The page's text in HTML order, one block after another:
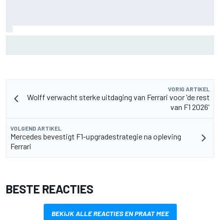
VORIG ARTIKEL
Wolff verwacht sterke uitdaging van Ferrari voor 'de rest
van F1 2026'
VOLGEND ARTIKEL
Mercedes bevestigt F1-upgradestrategie na opleving
Ferrari
BESTE REACTIES
BEKIJK ALLE REACTIES EN PRAAT MEE